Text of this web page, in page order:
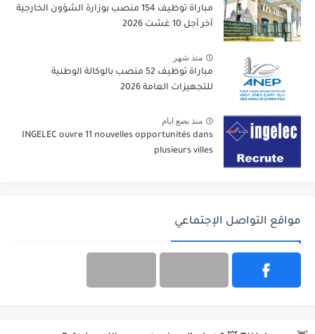
مباراة توظيف 154 منصب بوزارة الشؤون الخارجية
آخر أجل 10 غشت 2026
منذ شهر
مباراة توظيف 52 منصب بالوكالة الوطنية
للتجهيزات العامة 2026
منذ بضع ايام
INGELEC ouvre 11 nouvelles opportunités dans
plusieurs villes
مواقع التواصل الإجتماعي